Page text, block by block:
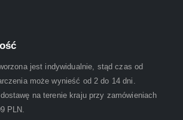
jest indywidualnie, stąd czas od
może wynieść od 2 do 14 dni.
na terenie kraju przy zamówieniach
PLN.